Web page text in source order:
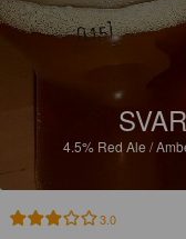
4.5% Red Ale /
3.0